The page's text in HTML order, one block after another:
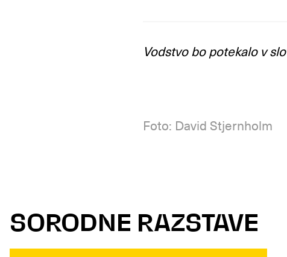
Vodstvo bo potekalo v
Foto: David Stjernholm
SORODNE RAZSTAVE